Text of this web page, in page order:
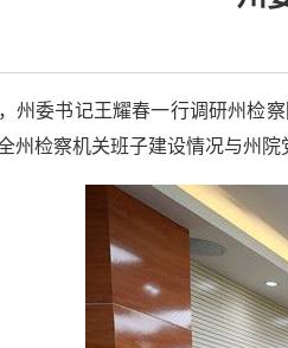
州委书记王耀春一行调研州检
州检察机关班子建设情况与州